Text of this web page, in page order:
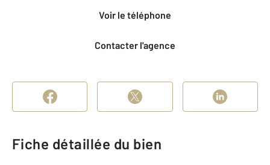
Voir le téléphone
Contacter l'agence
Fiche détaillée du bien